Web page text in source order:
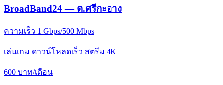
BroadBand24 — ต.ศรีกะอาง
ความเร็ว 1 Gbps/500 Mbps
เล่นเกม ดาวน์โหลดเร็ว สตรีม 4K
600 บาท/เดือน